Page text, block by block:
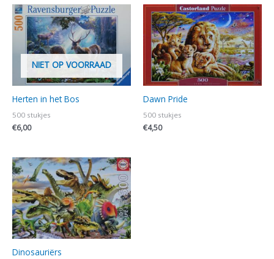
NIET OP VOORRAAD
Herten in het Bos
500 stukjes
€6,00
Dawn Pride
500 stukjes
€4,50
Dinosauriërs